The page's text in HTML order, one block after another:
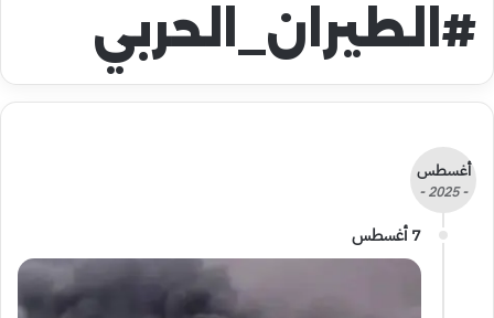
#الطيران_الحربي
أغسطس
- 2025 -
7 أغسطس